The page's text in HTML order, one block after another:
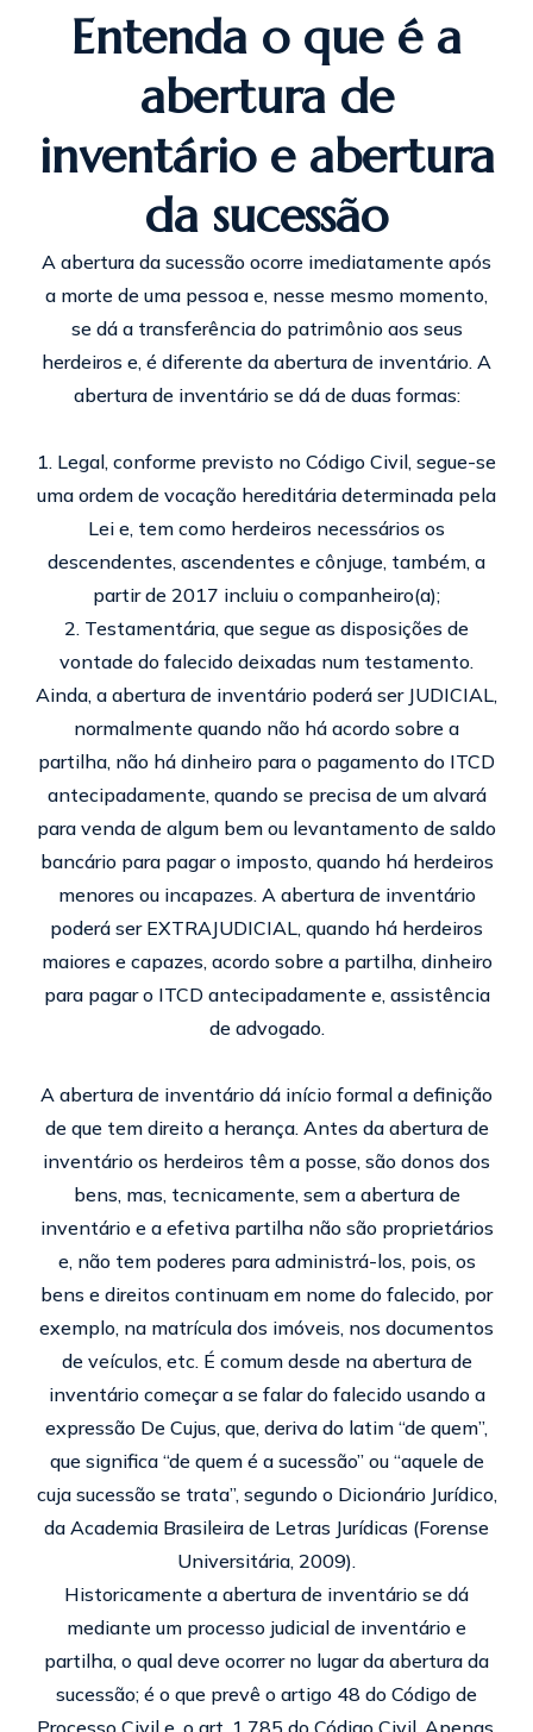
Entenda o que é a
abertura de
inventário e abertura
da sucessão
A abertura da sucessão ocorre imediatamente após
a morte de uma pessoa e, nesse mesmo momento,
se dá a transferência do patrimônio aos seus
herdeiros e, é diferente da abertura de inventário. A
abertura de inventário se dá de duas formas:
1. Legal, conforme previsto no Código Civil, segue-se
uma ordem de vocação hereditária determinada pela
Lei e, tem como herdeiros necessários os
descendentes, ascendentes e cônjuge, também, a
partir de 2017 incluiu o companheiro(a);
2. Testamentária, que segue as disposições de
vontade do falecido deixadas num testamento.
Ainda, a abertura de inventário poderá ser JUDICIAL,
normalmente quando não há acordo sobre a
partilha, não há dinheiro para o pagamento do ITCD
antecipadamente, quando se precisa de um alvará
para venda de algum bem ou levantamento de saldo
bancário para pagar o imposto, quando há herdeiros
menores ou incapazes. A abertura de inventário
poderá ser EXTRAJUDICIAL, quando há herdeiros
maiores e capazes, acordo sobre a partilha, dinheiro
para pagar o ITCD antecipadamente e, assistência
de advogado.
A abertura de inventário dá início formal a definição
de que tem direito a herança. Antes da abertura de
inventário os herdeiros têm a posse, são donos dos
bens, mas, tecnicamente, sem a abertura de
inventário e a efetiva partilha não são proprietários
e, não tem poderes para administrá-los, pois, os
bens e direitos continuam em nome do falecido, por
exemplo, na matrícula dos imóveis, nos documentos
de veículos, etc. É comum desde na abertura de
inventário começar a se falar do falecido usando a
expressão De Cujus, que, deriva do latim “de quem”,
que significa “de quem é a sucessão” ou “aquele de
cuja sucessão se trata”, segundo o Dicionário Jurídico,
da Academia Brasileira de Letras Jurídicas (Forense
Universitária, 2009).
Historicamente a abertura de inventário se dá
mediante um processo judicial de inventário e
partilha, o qual deve ocorrer no lugar da abertura da
sucessão; é o que prevê o artigo 48 do Código de
Processo Civil e, o art. 1.785 do Código Civil. Apenas,